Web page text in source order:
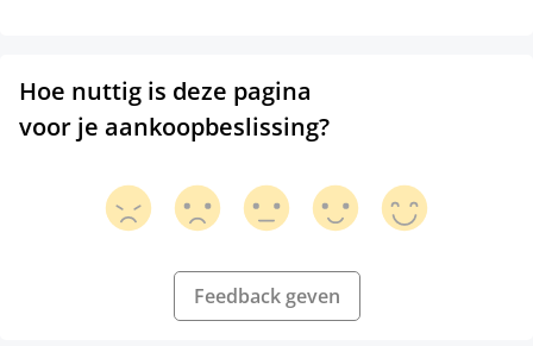
Hoe nuttig is deze pagina
voor je aankoopbeslissing?
Feedback geven